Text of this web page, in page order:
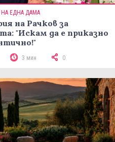
НА ЕДНА ДАМА
на Рачков за
"Искам да е приказно
3 мин 0